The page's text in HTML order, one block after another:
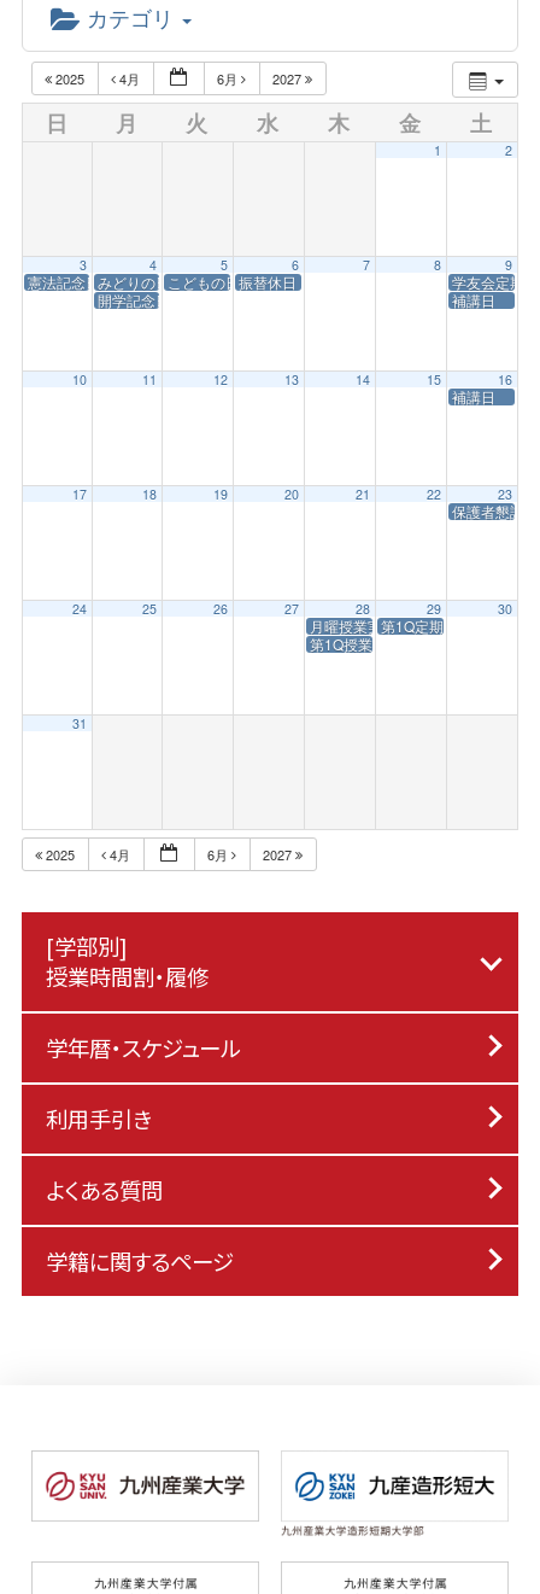
カテゴリ
2025 4月 6月 2027
日 月 火 水 木 金 土
1 2
3
憲法記念日
4
みどりの日
開学記念日
5
こどもの日
6
振替休日
7 8 9
学友会定期
補講日
10 11 12 13 14 15 16
補講日
17 18 19 20 21 22 23
保護者懇談会
24 25 26 27 28
月曜授業実施日
第1Q授業終了日
29
第1Q定期試験
30
31
2025 4月 6月 2027
[学部別]
授業時間割・履修
学年暦・スケジュール
利用手引き
よくある質問
学籍に関するページ